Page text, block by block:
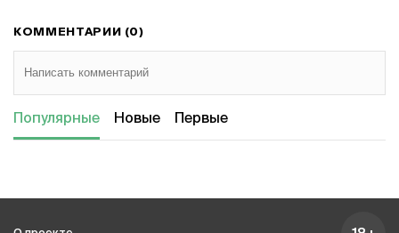
КОММЕНТАРИИ (0)
Популярные Новые Первые